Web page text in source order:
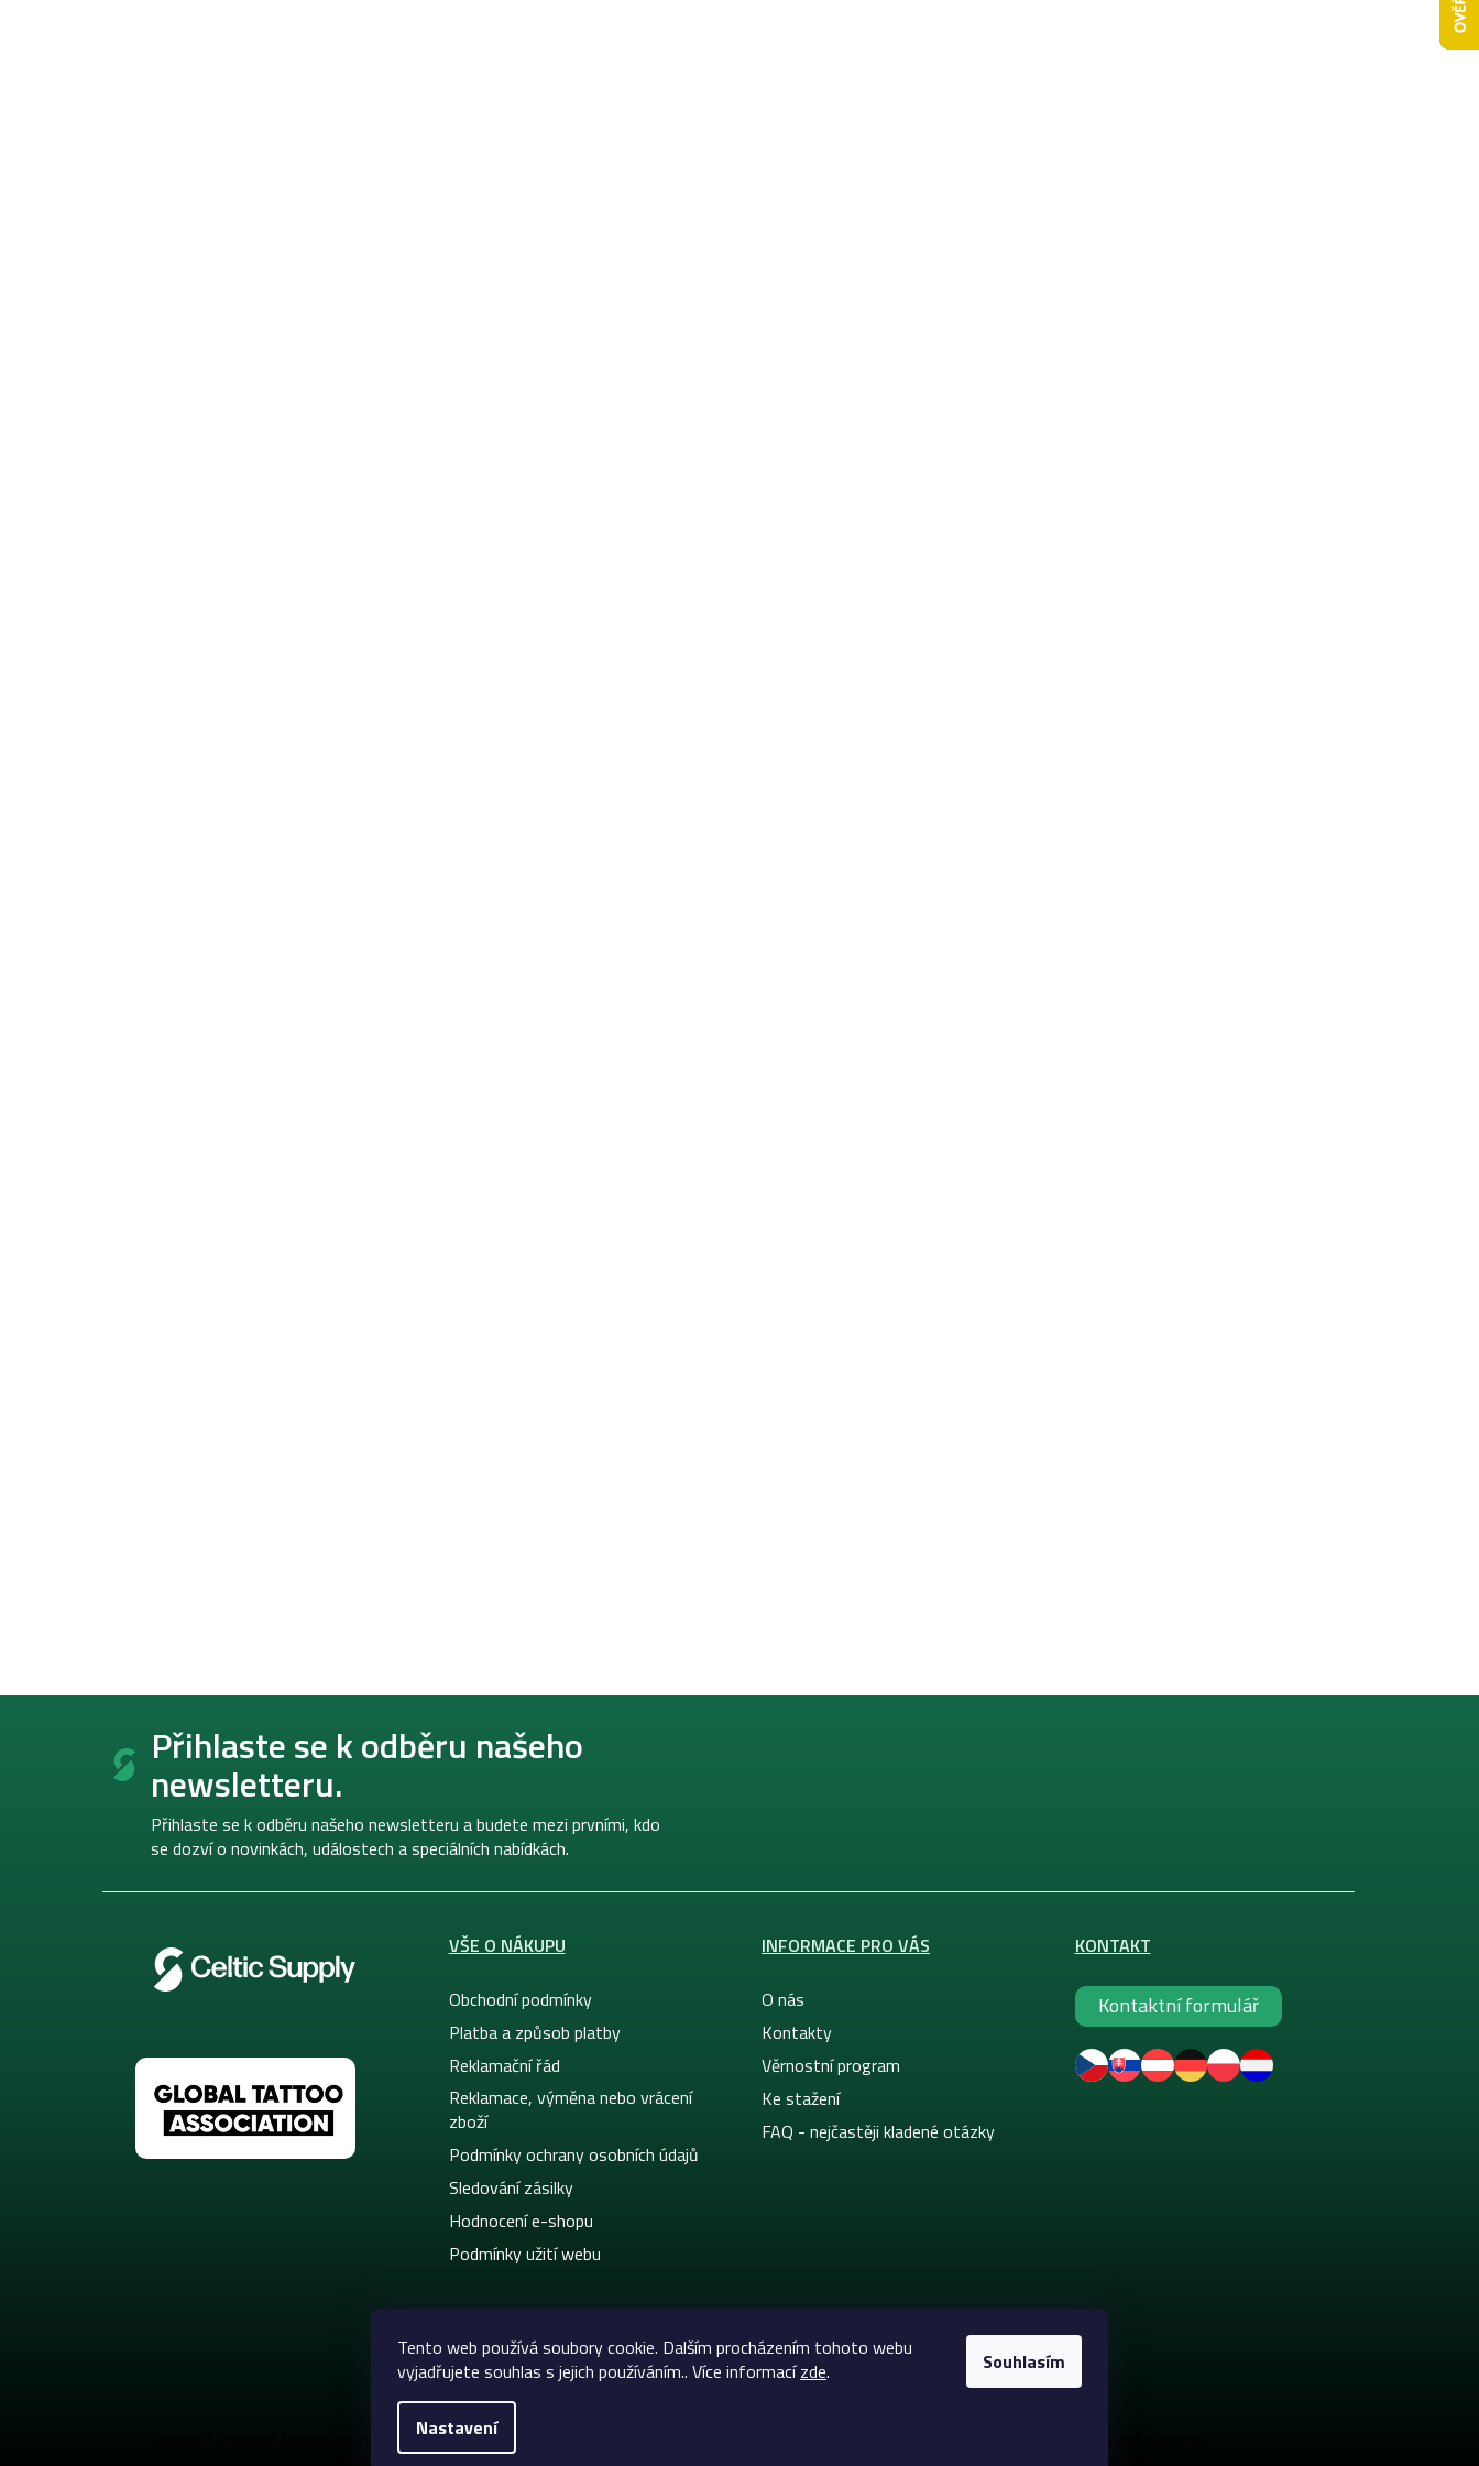
Tento web používá soubory cookie. Dalším procházením tohoto webu
vyjadřujete souhlas s jejich používáním.. Více informacízde.
Nastavení
Souhlasím
Z
Přihlaste se k odběru našeho
newsletteru.
Přihlaste se k odběru našeho newsletteru a budete mezi prvními, kdo
se dozví o novinkách, událostech a speciálních nabídkách.
VŠE O NÁKUPU
Obchodní podmínky
Platba a způsob platby
Reklamační řád
Reklamace, výměna nebo vrácení
zboží
Podmínky ochrany osobních údajů
Sledování zásilky
Hodnocení e-shopu
Podmínky užití webu
INFORMACE PRO VÁS
O nás
Kontakty
Věrnostní program
Ke stažení
FAQ - nejčastěji kladené otázky
KONTAKT
Kontaktní formulář
Copyright 2026Celtic-Supply.cz | Vše pro tetování a permanentní makeup